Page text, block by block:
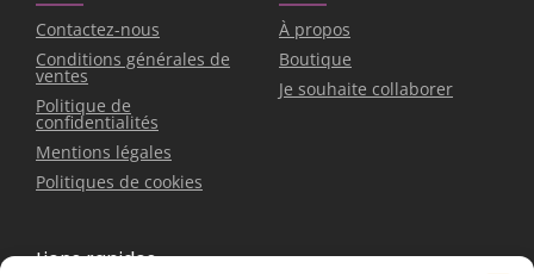
Contactez-nous
Conditions générales de
ventes
Politique de
confidentialités
Mentions légales
Politiques de cookies
À propos
Boutique
Je souhaite collaborer
Liens rapides